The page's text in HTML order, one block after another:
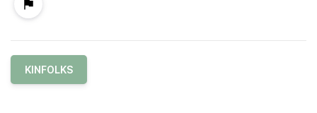
KINFOLKS